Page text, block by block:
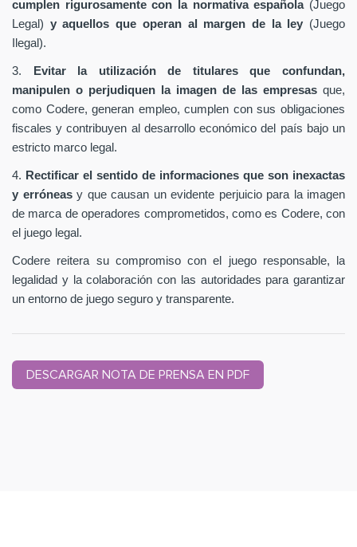
cumplen rigurosamente con la normativa española(Juego
Legal) y aquellos que operan al margen de la ley (Juego
Ilegal).
3.
Evitar la utilización de titulares que confundan,
manipulen o perjudiquen la imagen de las empresas que,
como Codere, generan empleo, cumplen con sus obligaciones
fiscales y contribuyen al desarrollo económico del país bajo un
estricto marco legal.
4. Rectificar el sentido de informaciones que son inexactas
y erróneasy que causan un evidente perjuicio para la imagen
de marca de operadores comprometidos, como es Codere, con
el juego legal.
Codere reitera su compromiso con el juego responsable, la
legalidad y la colaboración con las autoridades para garantizar
un entorno de juego seguro y transparente.
DESCARGAR NOTA DE PRENSA EN PDF